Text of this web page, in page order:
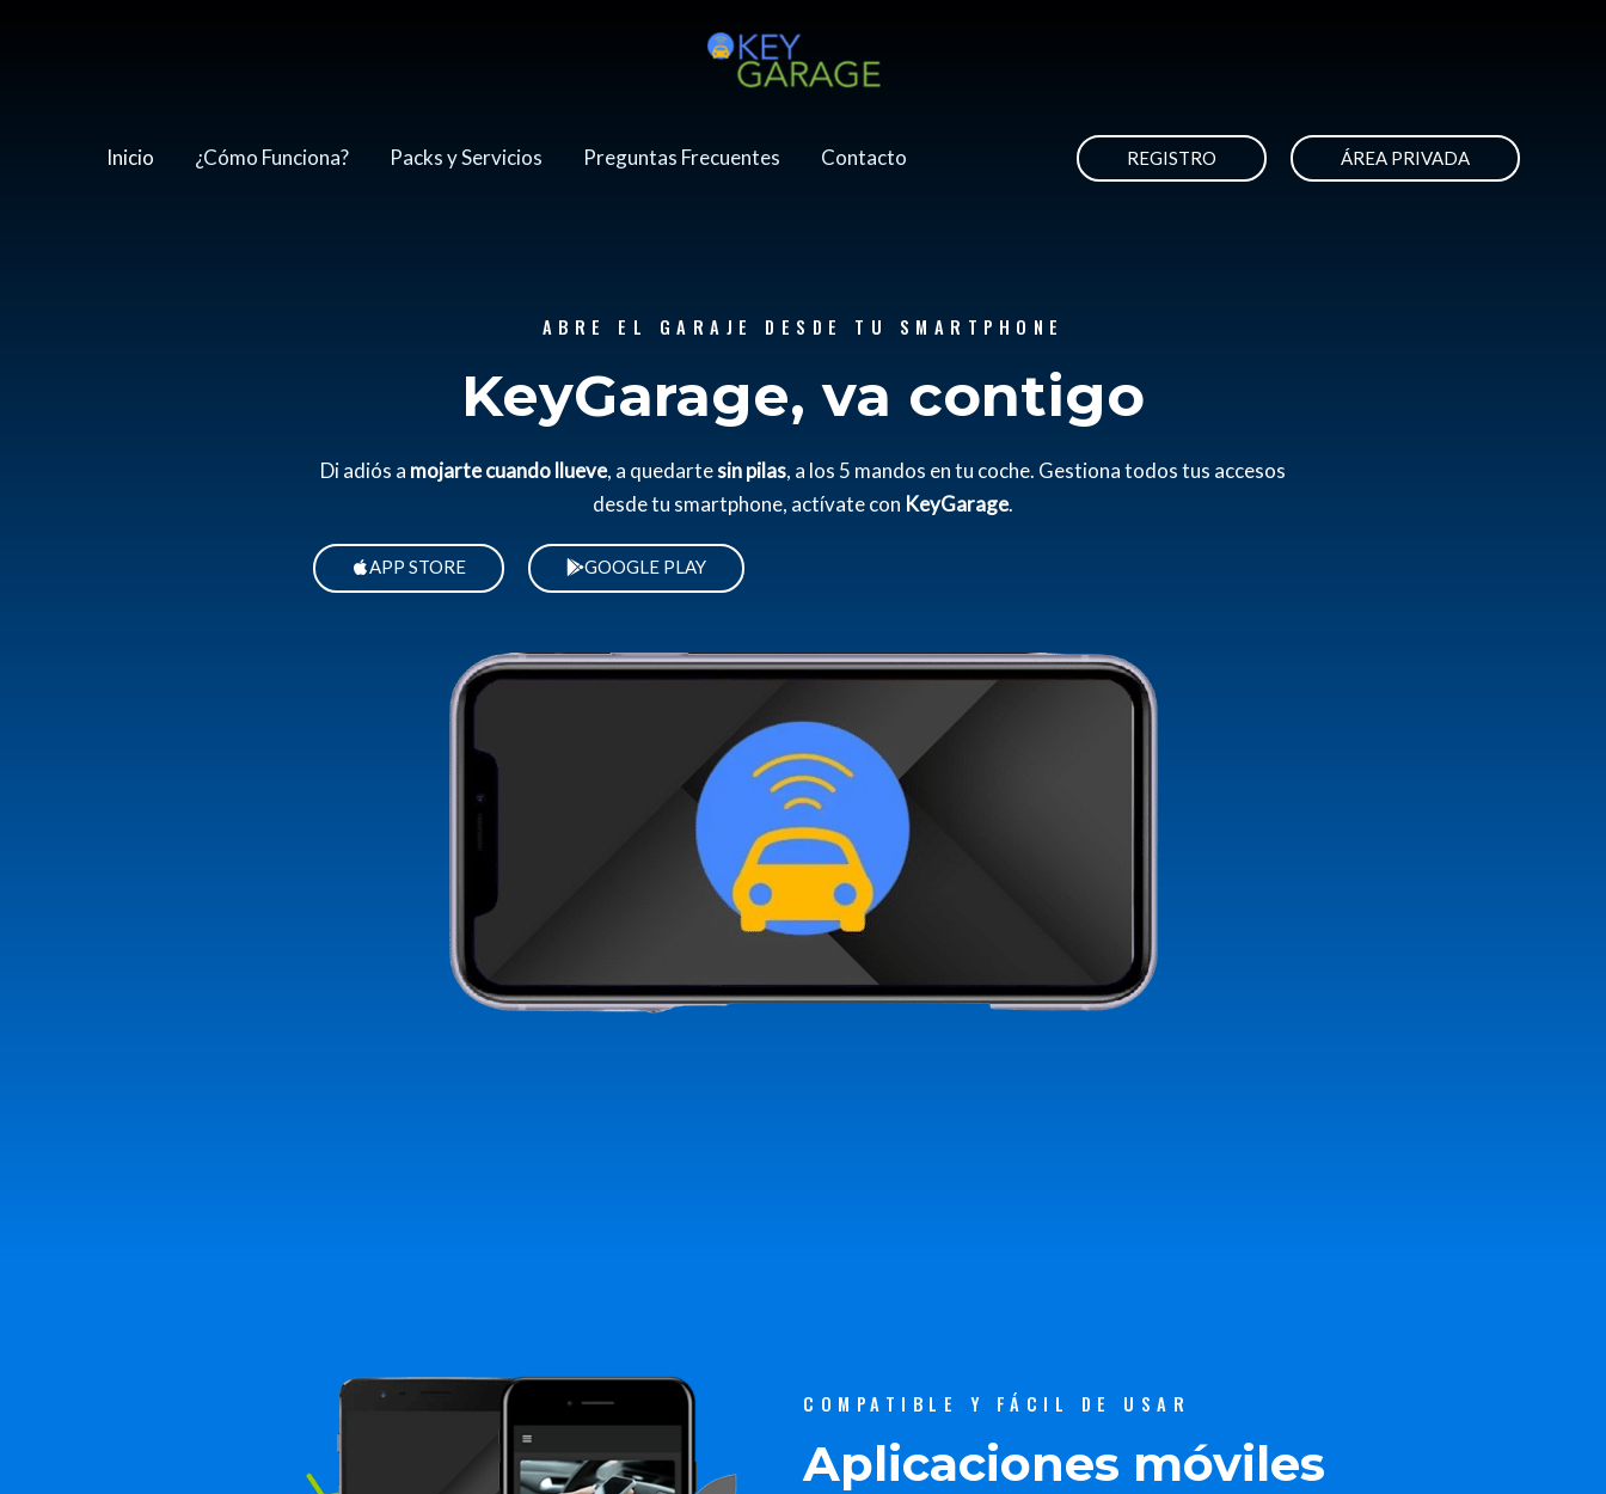
Inicio ¿Cómo Funciona? Packs y Servicios Preguntas Frecuentes Contacto REGISTRO ÁREA PRIVADA
ABRE EL GARAJE DESDE TU SMARTPHONE
KeyGarage, va contigo
Di adiós a mojarte cuando llueve, a quedartesin pilas, a los 5 mandos en tu coche. Gestiona todos tus accesos
desde tu smartphone, actívate con KeyGarage.
APP STORE GOOGLE PLAY
COMPATIBLE Y FÁCIL DE USAR
Aplicaciones móviles